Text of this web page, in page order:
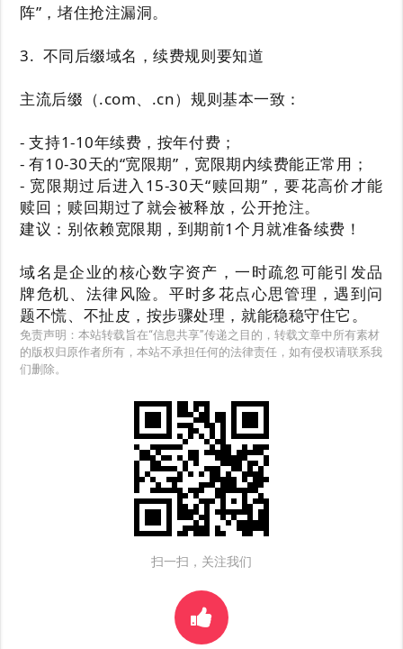
阵”，堵住抢注漏洞。
3. 不同后缀域名，续费规则要知道
主流后缀（.com、.cn）规则基本一致：
- 支持1-10年续费，按年付费；
- 有10-30天的“宽限期”，宽限期内续费能正常用；
- 宽限期过后进入15-30天“赎回期”，要花高价才能
赎回；赎回期过了就会被释放，公开抢注。
建议：别依赖宽限期，到期前1个月就准备续费！
域名是企业的核心数字资产，一时疏忽可能引发品
牌危机、法律风险。平时多花点心思管理，遇到问
题不慌、不扯皮，按步骤处理，就能稳稳守住它。
免责声明：本站转载旨在“信息共享”传递之目的，转载文章中所有素材
的版权归原作者所有，本站不承担任何的法律责任，如有侵权请联系我
们删除。
扫一扫，关注我们